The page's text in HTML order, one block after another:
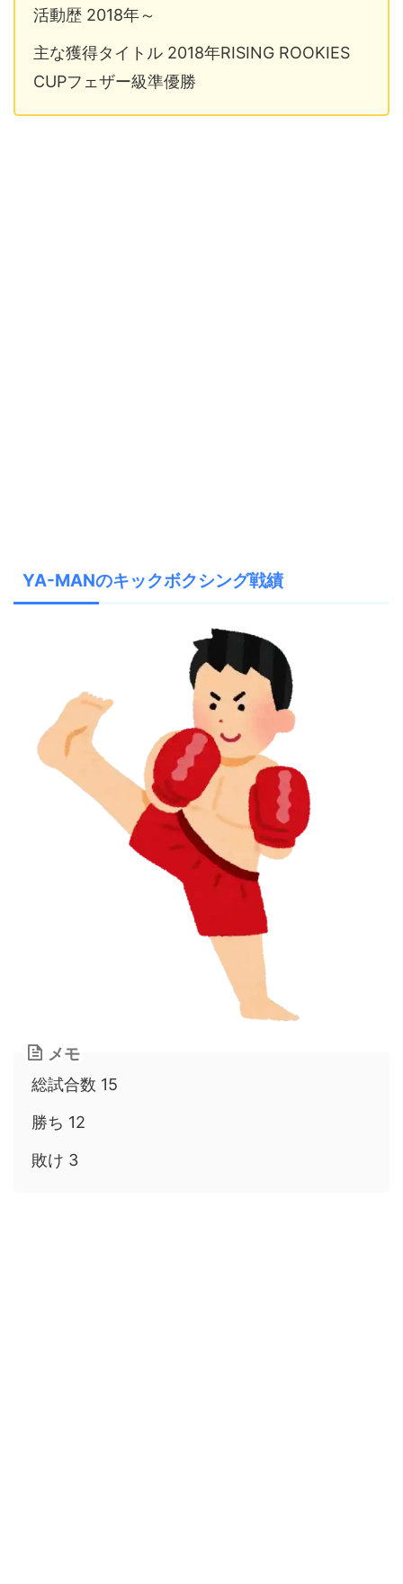
活動歴 2018年～
主な獲得タイトル 2018年RISING ROOKIES
CUPフェザー級準優勝
YA-MANのキックボクシング戦績
メモ
総試合数 15
勝ち 12
敗け 3